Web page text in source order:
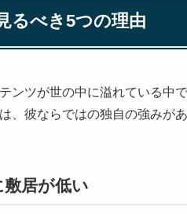
るべき5つの理由
ンツが世の中に溢れている中
、彼ならではの独自の強みがあ
居が低い